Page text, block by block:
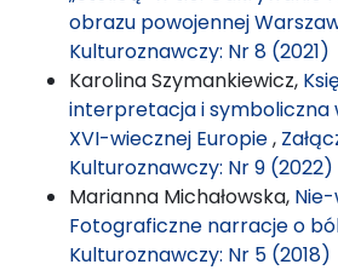
obrazu powojennej
Kulturoznawczy: Nr 8 (2021)
Karolina Szymankiewicz,
interpretacja i symboliczna
XVI-wiecznej Europie,
Kulturoznawczy: Nr 9 (2022)
Marianna Michałowska,
Fotograficzne narracje o
Kulturoznawczy: Nr 5 (2018)